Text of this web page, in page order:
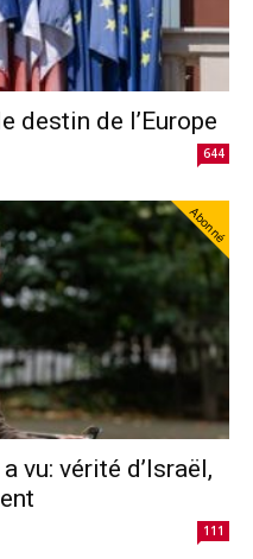
destin de l’Europe
644
Abonné
vu: vérité d’Israël,
111